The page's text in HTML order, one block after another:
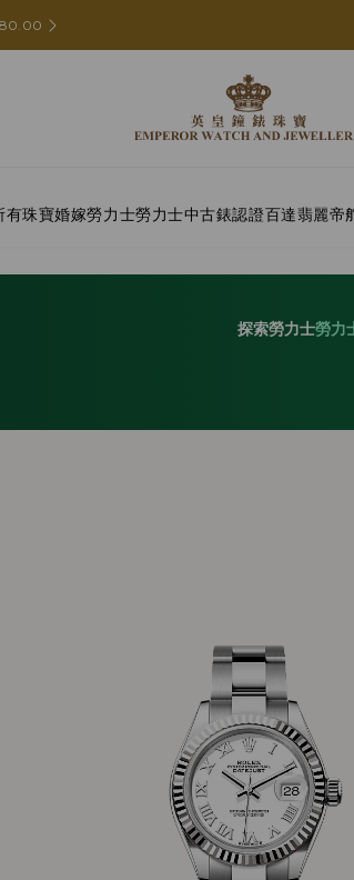
有珠寶婚嫁勞力士勞力士中古錶認證百達翡麗帝
探索勞力士勞力